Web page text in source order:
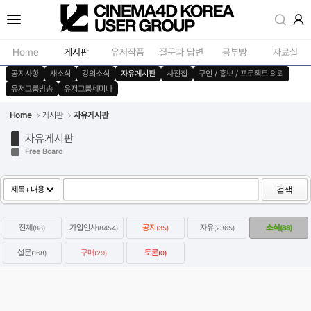
Home 게시판
공지사항
새소식
강의소식
유저그룹방송
유저그룹세미나
유저작품 질문과 답변 공부방 자료실
애니메이션 / 리깅 /
기타
공지사항 새소식 강의소식 자유게시판 사진첩
구인 / 홍보 / 프로젝트 의뢰
유저그룹방송
유저그룹세미나
Home 게시판 자유게시판
자유게시판
Free Board
검색
전체 (88) 가입인사(8454) 공지 (35) 자유(2365) 소식 (88)
설문(168) 구매(29) 토론(0)
Sketchbook5, 스케치북5
Sketchbook5, 스케치북5